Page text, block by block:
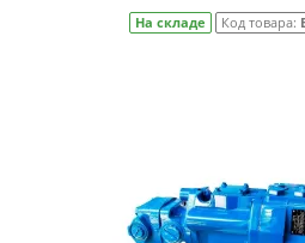
На складе Код товара: